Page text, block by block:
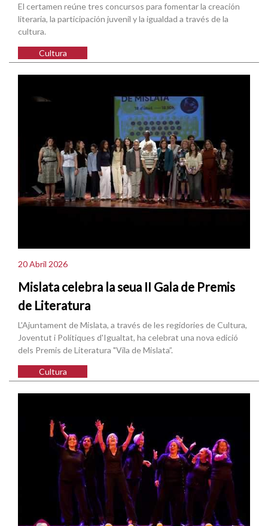
El certamen reúne tres concursos para fomentar la creación
literaria, la participación juvenil y la igualdad a través de la
cultura.
Cultura
20 Abril 2026
Mislata celebra la seua II Gala de Premis
de Literatura
L'Ajuntament de Mislata, a través de les regidories de Cultura,
Joventut i Polítiques d'Igualtat, ha celebrat una nova edició
dels Premis de Literatura "Vila de Mislata”.
Cultura